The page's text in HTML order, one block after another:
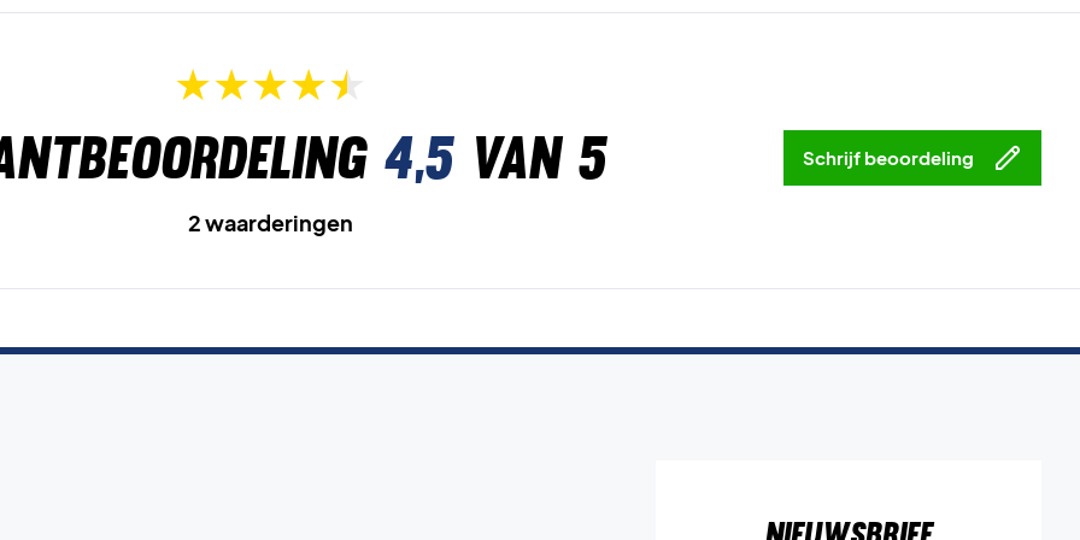
4,5van 5 Schrijf beoordeling
2 waarderingen